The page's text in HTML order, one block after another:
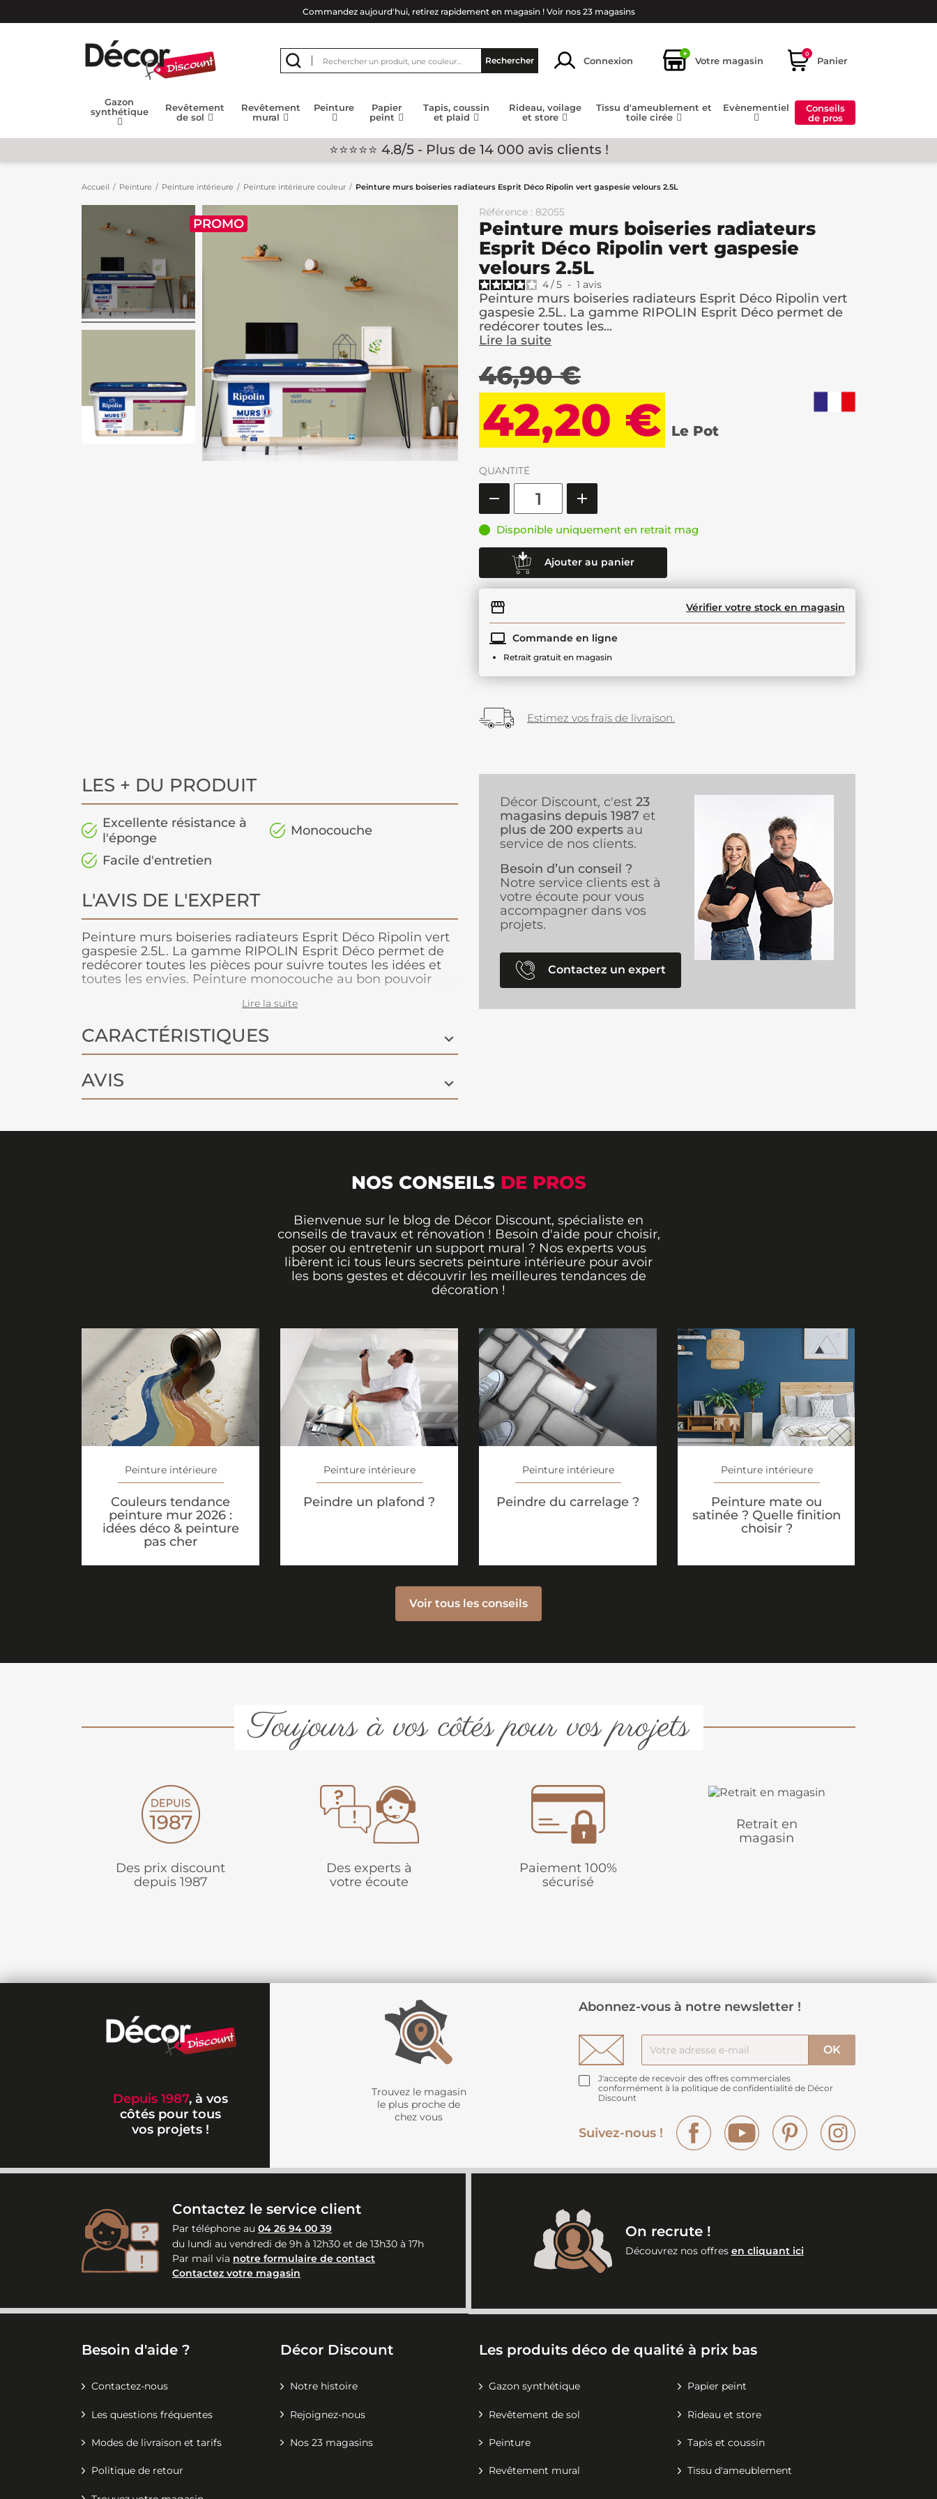
Commandez aujourd'hui, retirez rapidement en magasin ! Voir nos 23 magasins
Rechercher Connexion
+
Votre magasin
0
Panier
Gazon
synthétique
Revêtement
de sol
Revêtement
mural
Peinture
Papier
peint
Tapis, coussin
et plaid
Rideau, voilage
et store
Tissu d'ameublement et
toile cirée
Evènementiel
Conseils
de pros
⭐⭐⭐⭐⭐ 4.8/5 - Plus de 14 000 avis clients !
Accueil Peinture Peinture intérieure Peinture intérieure couleur Peinture murs boiseries radiateurs Esprit Déco Ripolin vert gaspesie velours 2.5L
PROMO
Référence : 82055
Peinture murs boiseries radiateurs
Esprit Déco Ripolin vert gaspesie
velours 2.5L
4/5 - 1 avis
Peinture murs boiseries radiateurs Esprit Déco Ripolin vert
gaspesie 2.5L. La gamme RIPOLIN Esprit Déco permet de
redécorer toutes les...
Lire la suite
46,90 €
42,20 € Le Pot
QUANTITÉ
Disponible uniquement en retrait mag
Ajouter au panier
Vérifier votre stock en magasin
Commande en ligne
Retrait gratuit en magasin
Estimez vos frais de livraison.
LES + DU PRODUIT
Excellente résistance à
l'éponge
Monocouche
Facile d'entretien
L'AVIS DE L'EXPERT
Peinture murs boiseries radiateurs Esprit Déco Ripolin vert
gaspesie 2.5L. La gamme RIPOLIN Esprit Déco permet de
redécorer toutes les pièces pour suivre toutes les idées et
toutes les envies. Peinture monocouche au bon pouvoir
boiseries et les radiateurs.Lire la suite
CARACTÉRISTIQUES
AVIS
Décor Discount, c'est 23
magasins depuis 1987 et
plus de 200 experts au
service de nos clients.
Besoin d’un conseil ?
Notre service clients est à
votre écoute pour vous
accompagner dans vos
projets.
Contactez un expert
NOS CONSEILS DE PROS
Bienvenue sur le blog de Décor Discount, spécialiste en
conseils de travaux et rénovation ! Besoin d'aide pour choisir,
poser ou entretenir un support mural ? Nos experts vous
libèrent ici tous leurs secrets peinture intérieure pour avoir
les bons gestes et découvrir les meilleures tendances de
décoration !
Peinture intérieure
Couleurs tendance
peinture mur 2026 :
idées déco & peinture
pas cher
Peinture intérieure
Peindre un plafond ?
Peinture intérieure
Peindre du carrelage ?
Peinture intérieure
Peinture mate ou
satinée ? Quelle finition
choisir ?
Voir tous les conseils
Toujours à vos côtés pour vos projets
Des prix discount
depuis 1987
Des experts à
votre écoute
Paiement 100%
sécurisé
Retrait en
magasin
Depuis 1987, à vos
côtés pour tous
vos projets !
Trouvez le magasin
le plus proche de
chez vous
Abonnez-vous à notre newsletter !
J'accepte de recevoir des offres commerciales
conformément à la politique de confidentialité de Décor
Discount
Suivez-nous !
Facebook YouTube Pinterest
Contactez le service client
Par téléphone au 04 26 94 00 39
du lundi au vendredi de 9h à 12h30 et de 13h30 à 17h
Par mail via notre formulaire de contact
Contactez votre magasin
On recrute !
Découvrez nos offres en cliquant ici
Besoin d'aide ?
Contactez-nous
Les questions fréquentes
Modes de livraison et tarifs
Politique de retour
Décor Discount
Notre histoire
Rejoignez-nous
Nos 23 magasins
Les produits déco de qualité à prix bas
Gazon synthétique Papier peint
Revêtement de sol Rideau et store
Peinture Tapis et coussin
Revêtement mural Tissu d'ameublement